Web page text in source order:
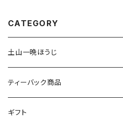
CATEGORY
土山一晩ほうじ
土山一晩ほうじ 木蘭（もくらん）
土山一晩ほうじ 路考（ろこう）
ティーバック商品
緑茶のティーバック
ギフト